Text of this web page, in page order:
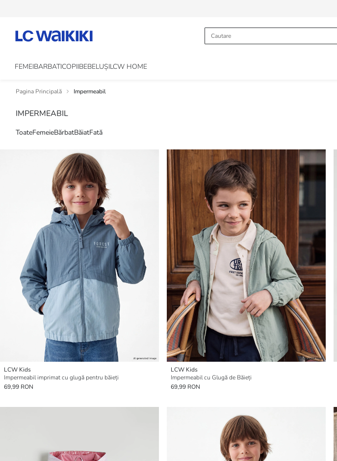
FEMEIBARBATICOPIIBEBELUȘILCW HOME
Pagina Principală Impermeabil
IMPERMEABIL
ToateFemeieBărbatBăiatFată
LCW Kids
Impermeabil imprimat cu glugă pentru băieți
69,99 RON
LCW Kids
Impermeabil cu Glugă de Băieți
69,99 RON